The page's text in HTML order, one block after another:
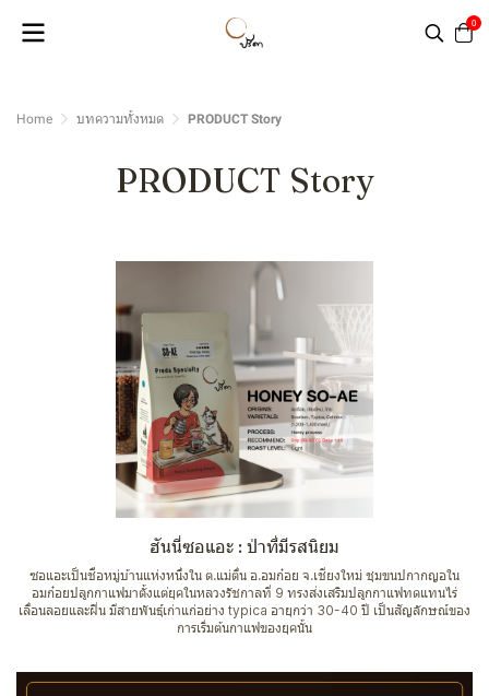
0
Home บทความทั้งหมด PRODUCT Story
PRODUCT Story
ฮันนี่ซอแอะ : ป่าที่มีรสนิยม
ซอแอะเป็นชื่อหมู่บ้านแห่งหนึ่งใน ต.แม่ตื่น อ.อมก๋อย จ.เชียงใหม่ ชุมขนปกากญอใน
อมก๋อยปลูกกาแฟมาตั้งแต่ยุคในหลวงรัชกาลที่ 9 ทรงส่งเสริมปลูกกาแฟทดแทนไร่
เลื่อนลอยและฝิ่น มีสายพันธุ์เก่าแก่อย่าง typica อายุกว่า 30-40 ปี เป็นสัญลักษณ์ของ
การเริ่มต้นกาแฟของยุคนั้น